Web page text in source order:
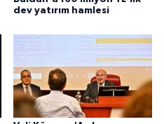
dev yatırım hamlesi